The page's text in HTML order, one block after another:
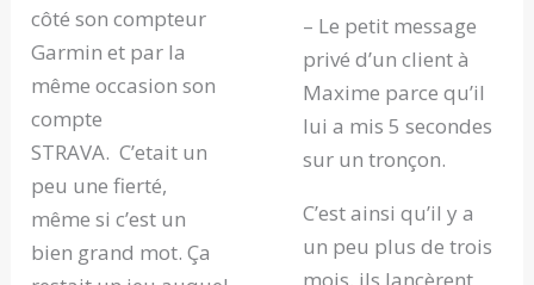
côté son compteur
Garmin et par la
même occasion son
compte
STRAVA. C’etait un
peu une fierté,
même si c’est un
bien grand mot. Ça
– Le petit message
privé d’un client à
Maxime parce qu’il
lui a mis 5 secondes
sur un tronçon.
C’est ainsi qu’il y a
un peu plus de trois